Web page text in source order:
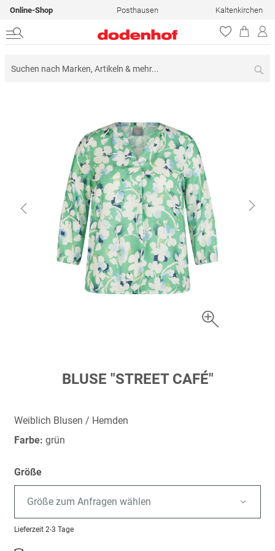
Online-Shop Posthausen Kaltenkirchen
springen
BLUSE "STREET CAFÉ"
Weiblich Blusen / Hemden
Farbe: grün
Größe
Größe zum Anfragen wählen
Lieferzeit 2-3 Tage